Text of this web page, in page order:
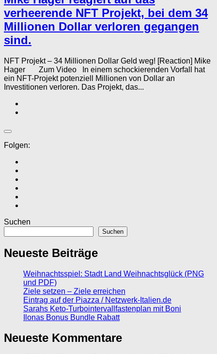
verheerende NFT Projekt, bei dem 34
Millionen Dollar verloren gegangen
sind.
NFT Projekt – 34 Millionen Dollar Geld weg! [Reaction] Mike
Hager Zum Video In einem schockierenden Vorfall hat
ein NFT-Projekt potenziell Millionen von Dollar an
Investitionen verloren. Das Projekt, das...
Folgen:
Suchen
Suchen
Neueste Beiträge
Weihnachtsspiel: Stadt Land Weihnachtsglück (PNG
und PDF)
Ziele setzen – Ziele erreichen
Eintrag auf der Piazza / Netzwerk-Italien.de
Sarahs Keto-Turbointervallfastenplan mit Boni
Ilonas Bonus Bundle Rabatt
Neueste Kommentare